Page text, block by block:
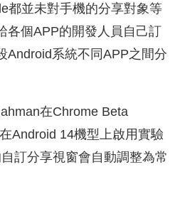
都並未對手機的分享對象等
各個APP的開發人員自己訂
Android系統不同APP之間分
在Chrome Beta
Android 14機型上啟用實驗
訂分享視窗會自動調整為常